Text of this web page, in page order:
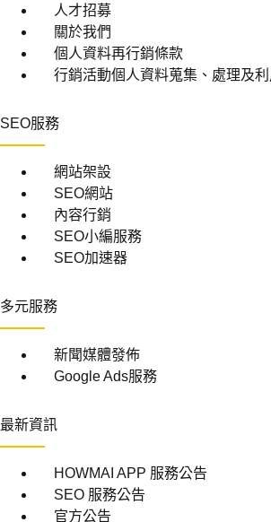
人才招募
關於我們
個人資料再行銷條款
行銷活動個人資料蒐集、處理及
SEO服務
網站架設
SEO網站
內容行銷
SEO小編服務
SEO加速器
多元服務
新聞媒體發佈
Google Ads服務
最新資訊
HOWMAI APP 服務公告
SEO 服務公告
官方公告